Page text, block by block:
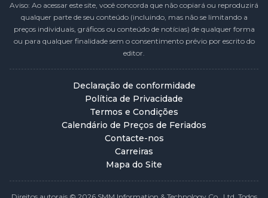
Aviso: Ao acessar este site, você concorda que não copiará ou reproduzirá
qualquer parte de seu conteúdo (incluindo, mas não se limitando a
preços individuais, gráficos ou conteúdo de notícias) de qualquer forma
ou para qualquer finalidade sem o consentimento prévio por escrito do
editor.
Declaração de conformidade
Política de Privacidade
Termos e Condições
Calendário de Preços de Feriados
Contacte-nos
Carreiras
Mapa do Site